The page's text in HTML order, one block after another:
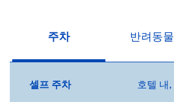
주차 반려동물
셀프 주차 호텔 내,